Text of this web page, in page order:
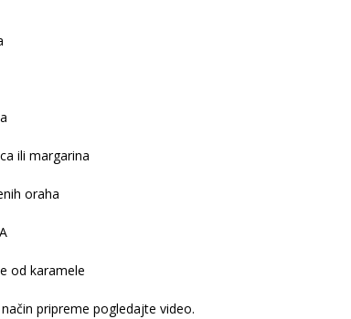
ili margarina
oraha
od karamele
pripreme pogledajte video.